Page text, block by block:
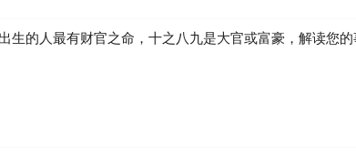
生的人最有财官之命，十之八九是大官或富豪，解读您的